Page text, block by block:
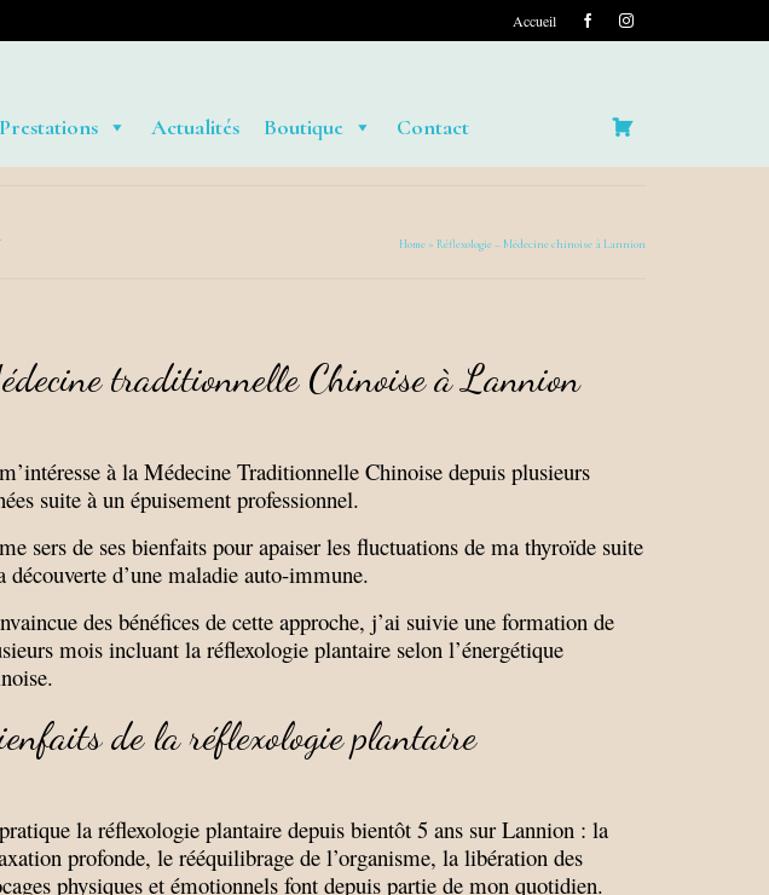
Accueil
Prestations Actualités Boutique Contact
Home » Réflexologie – Médecine chinoise à Lannion
traditionnelle Chinoise à Lannion
à la Médecine Traditionnelle Chinoise depuis plusieurs
suite à un épuisement professionnel.
sers de ses bienfaits pour apaiser les fluctuations de ma thyroïde suite
découverte d’une maladie auto-immune.
des bénéfices de cette approche, j’ai suivie une formation de
mois incluant la réflexologie plantaire selon l’énergétique
de la réflexologie plantaire
la réflexologie plantaire depuis bientôt 5 ans sur Lannion : la
profonde, le rééquilibrage de l’organisme, la libération des
physiques et émotionnels font depuis partie de mon quotidien.